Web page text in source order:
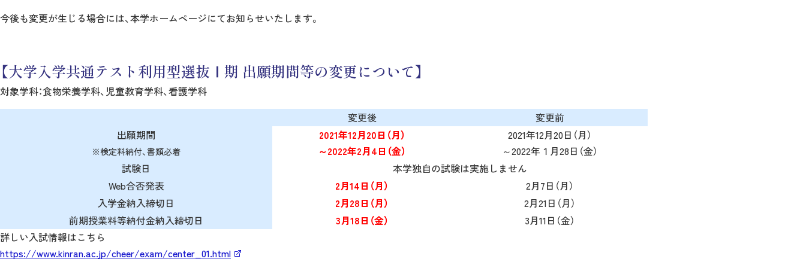
今後も変更が生じる場合には、本学ホームページにてお知らせいたします。
【大学入学共通テスト利用型選抜Ⅰ期 出願期間等の変更について】
対象学科：食物栄養学科、児童教育学科、看護学科
変更後
変更前
出願期間
※検定料納付、書類必着
2021年12月20日（月）
～2022年2月4日（金）
2021年12月20日（月）
～2022年１月28日（金）
試験日
本学独自の試験は実施しません
Web合否発表
2月14日（月）
2月7日（月）
入学金納入締切日
2月28日（月）
2月21日（月）
前期授業料等納付金納入締切日
3月18日（金）
3月11日（金）
詳しい入試情報はこちら
https://www.kinran.ac.jp/cheer/exam/center_01.html